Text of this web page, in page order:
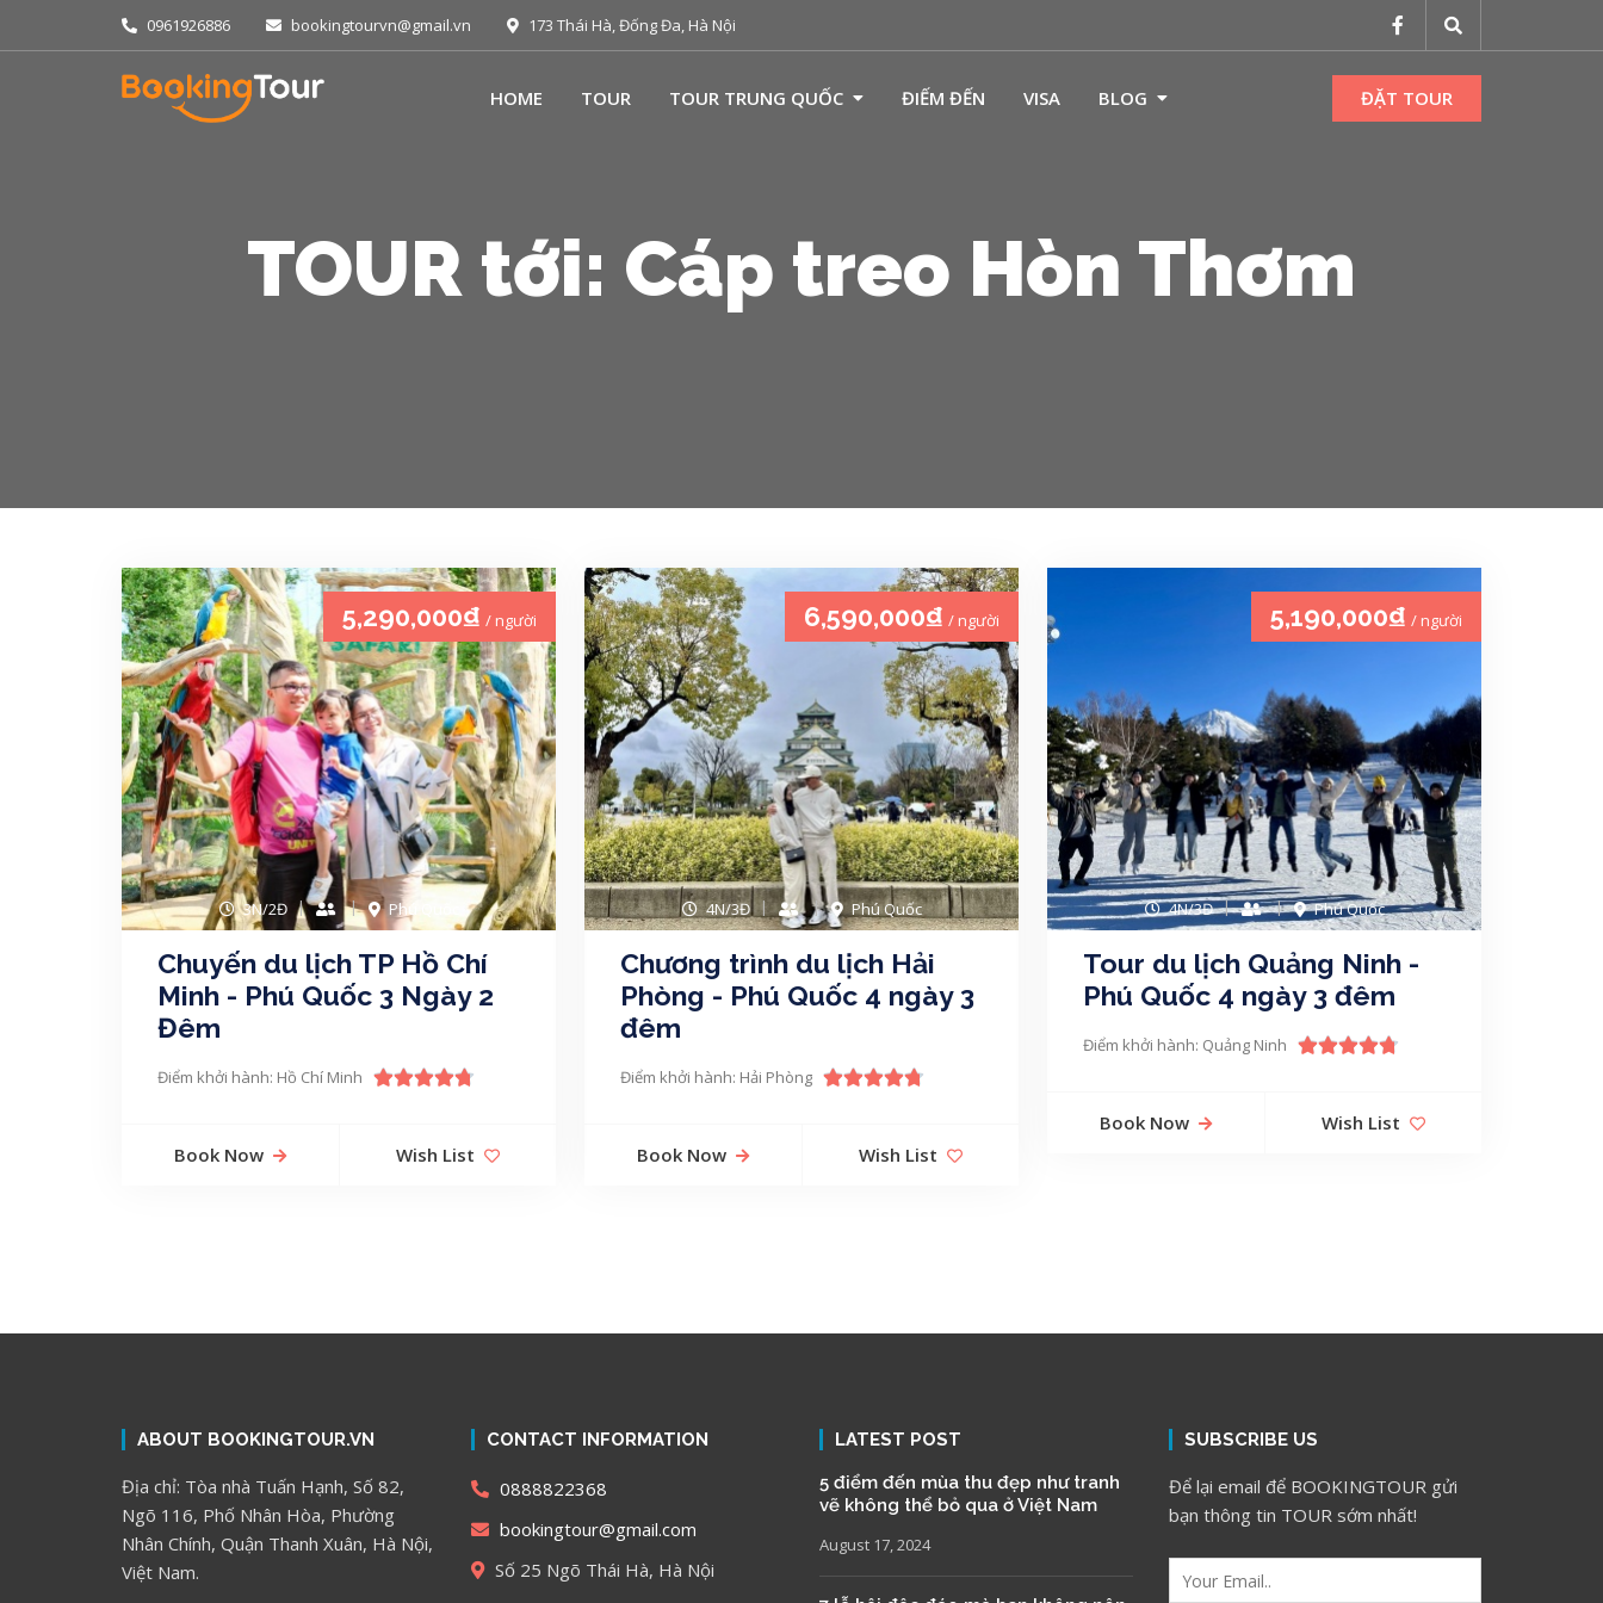
0961926886 bookingtourvn@gmail.vn 173 Thái Hà, Đống Đa, Hà Nội
HOME TOUR TOUR TRUNG QUỐC ĐIẾM ĐẾN VISA BLOG ĐẶT TOUR
TOUR tới: Cáp treo Hòn Thơm
5,290,000₫ / người
3N/2Đ Phú Quốc
Chuyến du lịch TP Hồ Chí
Minh - Phú Quốc 3 Ngày 2
Đêm
Điểm khởi hành: Hồ Chí Minh
Book Now Wish List
6,590,000₫ / người
4N/3Đ Phú Quốc
Chương trình du lịch Hải
Phòng - Phú Quốc 4 ngày 3
đêm
Điểm khởi hành: Hải Phòng
Book Now Wish List
5,190,000₫ / người
4N/3Đ Phú Quốc
Tour du lịch Quảng Ninh -
Phú Quốc 4 ngày 3 đêm
Điểm khởi hành: Quảng Ninh
Book Now Wish List
ABOUT BOOKINGTOUR.VN
Địa chỉ: Tòa nhà Tuấn Hạnh, Số 82,
Ngõ 116, Phố Nhân Hòa, Phường
Nhân Chính, Quận Thanh Xuân, Hà Nội,
Việt Nam.
CONTACT INFORMATION
0888822368
bookingtour@gmail.com
Số 25 Ngõ Thái Hà, Hà Nội
LATEST POST
5 điểm đến mùa thu đẹp như tranh
vẽ không thể bỏ qua ở Việt Nam
August 17, 2024
SUBSCRIBE US
Để lại email để BOOKINGTOUR gửi
bạn thông tin TOUR sớm nhất!